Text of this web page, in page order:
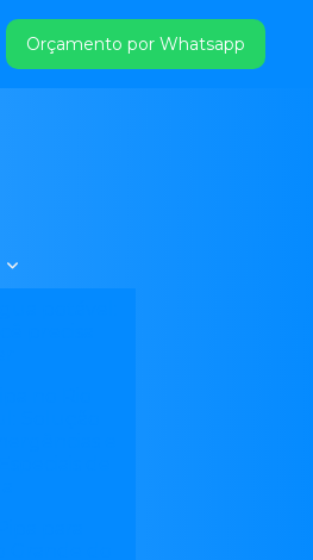
Orçamento por Whatsapp